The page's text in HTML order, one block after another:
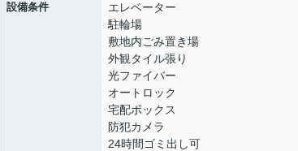
設備条件
エレベーター
駐輪場
敷地内ごみ置き場
外観タイル張り
光ファイバー
オートロック
宅配ボックス
防犯カメラ
24時間ゴミ出し可